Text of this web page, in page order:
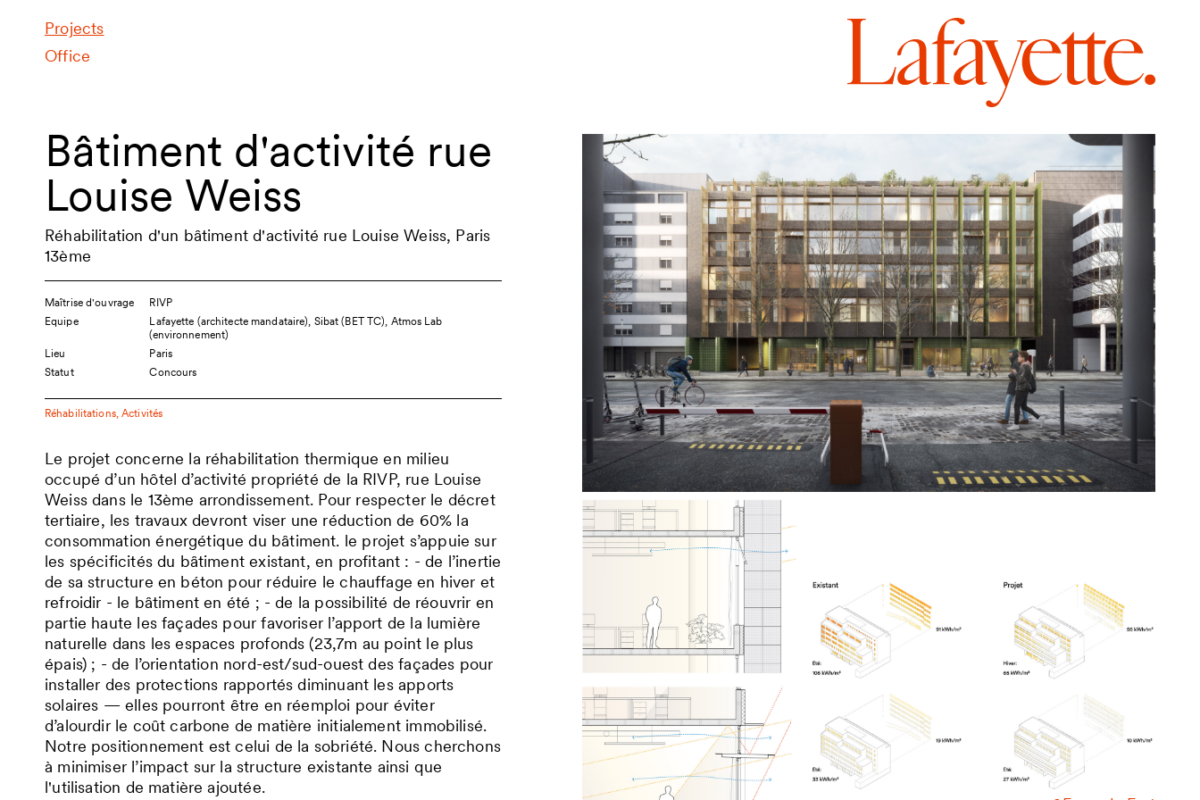
Projects
Office
Bâtiment d'activité rue
Louise Weiss
Réhabilitation d'un bâtiment d'activité rue Louise Weiss, Paris
13ème
Maîtrise d'ouvrage
RIVP
Equipe
Lafayette (architecte mandataire), Sibat (BET TC), Atmos Lab
(environnement)
Lieu
Paris
Statut
Concours
Réhabilitations Activités
Le projet concerne la réhabilitation thermique en milieu
occupé d’un hôtel d’activité propriété de la RIVP, rue Louise
Weiss dans le 13ème arrondissement. Pour respecter le décret
tertiaire, les travaux devront viser une réduction de 60% la
consommation énergétique du bâtiment. le projet s’appuie sur
les spécificités du bâtiment existant, en profitant : - de l’inertie
de sa structure en béton pour réduire le chauffage en hiver et
refroidir - le bâtiment en été ; - de la possibilité de réouvrir en
partie haute les façades pour favoriser l’apport de la lumière
naturelle dans les espaces profonds (23,7m au point le plus
épais) ; - de l’orientation nord-est/sud-ouest des façades pour
installer des protections rapportés diminuant les apports
solaires — elles pourront être en réemploi pour éviter
d’alourdir le coût carbone de matière initialement immobilisé.
Notre positionnement est celui de la sobriété. Nous cherchons
à minimiser l’impact sur la structure existante ainsi que
l'utilisation de matière ajoutée.